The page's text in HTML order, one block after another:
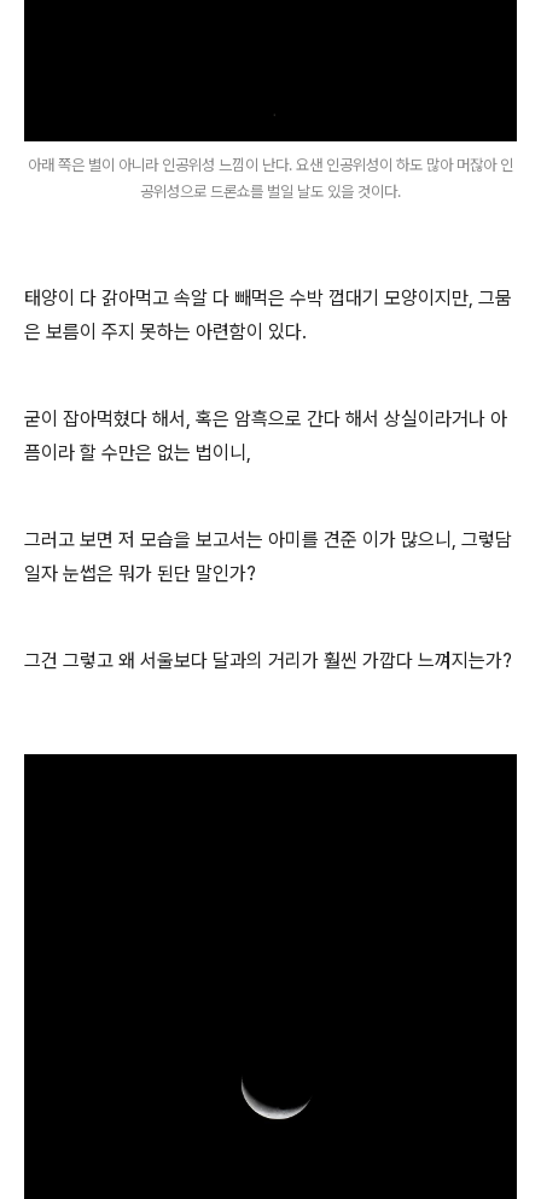
아래 쪽은 별이 아니라 인공위성 느낌이 난다. 요샌 인공위성이 하도 많아 머잖아 인
공위성으로 드론쇼를 벌일 날도 있을 것이다.
태양이 다 갉아먹고 속알 다 빼먹은 수박 껍대기 모양이지만, 그뭄
은 보름이 주지 못하는 아련함이 있다.
굳이 잡아먹혔다 해서, 혹은 암흑으로 간다 해서 상실이라거나 아
픔이라 할 수만은 없는 법이니,
그러고 보면 저 모습을 보고서는 아미를 견준 이가 많으니, 그렇담
일자 눈썹은 뭐가 된단 말인가?
그건 그렇고 왜 서울보다 달과의 거리가 훨씬 가깝다 느껴지는가?